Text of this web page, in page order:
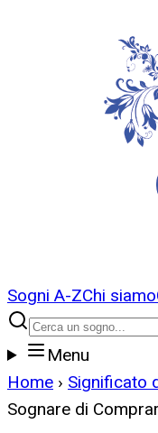
Sogni A-ZChi siamo
Menu
Home › Significato
Sognare di